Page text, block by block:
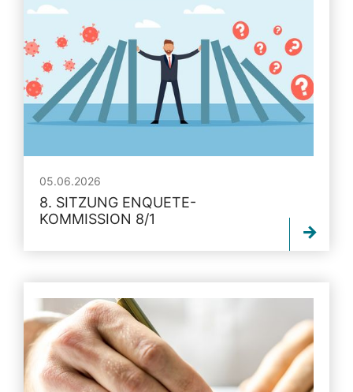
05.06.2026
8. SITZUNG ENQUETE-
KOMMISSION 8/1